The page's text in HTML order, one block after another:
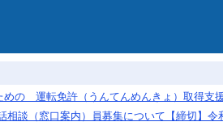
めの 運転免許（うんてんめんきょ）取得支
談（窓口案内）員募集について【締切】令